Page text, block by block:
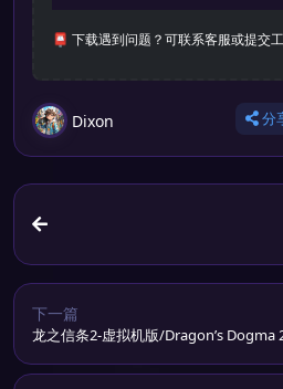
📮 下载遇到问题？可联系客服或提交
Dixon 分
下一篇
龙之信条2-虚拟机版/Dragon’s Dogma